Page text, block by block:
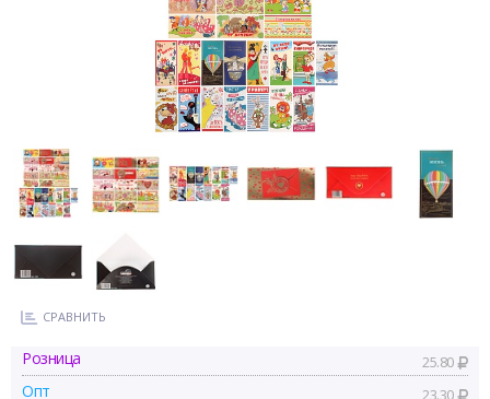
СРАВНИТЬ
Розница 25.80
Опт 23.30